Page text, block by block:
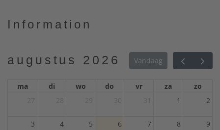
Information
augustus 2026 Vandaag
ma di wo do vr za
zo
1 2
3 4 5 6 7 8 9